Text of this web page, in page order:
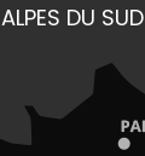
ALPES DU SUD